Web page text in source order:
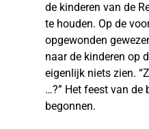
de kinderen van de
te houden. Op de
opgewonden
naar de kinderen op
eigenlijk niets zien.
…?” Het feest van de
begonnen.